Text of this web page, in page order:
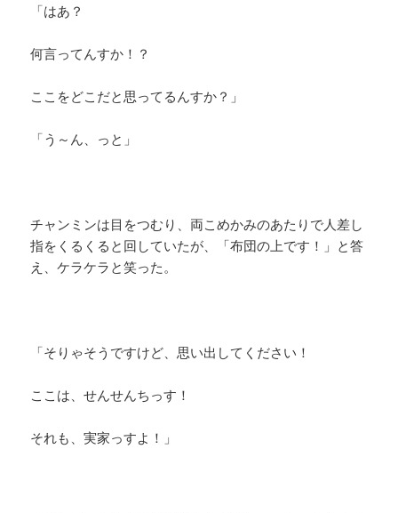
「はあ？
何言ってんすか！？
ここをどこだと思ってるんすか？」
「う～ん、っと」
チャンミンは目をつむり、両こめかみのあたりで人差し
指をくるくると回していたが、「布団の上です！」と答
え、ケラケラと笑った。
「そりゃそうですけど、思い出してください！
ここは、せんせんちっす！
それも、実家っすよ！」